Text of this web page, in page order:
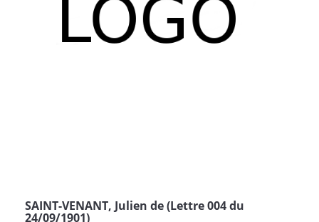
SAINT-VENANT, Julien de (Lettre 004 du
24/09/1901)